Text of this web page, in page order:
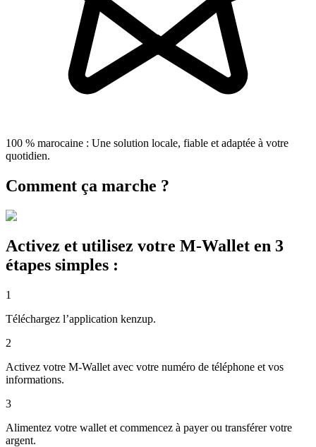
100 % marocaine : Une solution locale, fiable et adaptée à votre
quotidien.
Comment ça marche ?
Activez et utilisez votre M-Wallet en 3
étapes simples :
1
Téléchargez l’application kenzup.
2
Activez votre M-Wallet avec votre numéro de téléphone et vos
informations.
3
Alimentez votre wallet et commencez à payer ou transférer votre
argent.